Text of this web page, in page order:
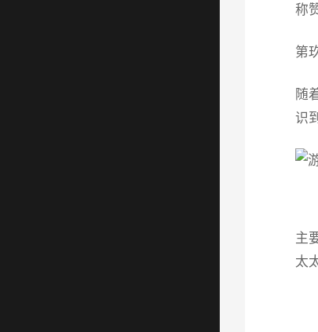
称
第
随
识
主
太